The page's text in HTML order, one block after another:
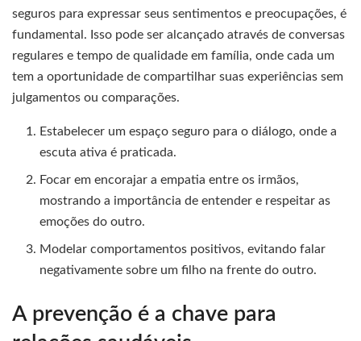
seguros para expressar seus sentimentos e preocupações, é
fundamental. Isso pode ser alcançado através de conversas
regulares e tempo de qualidade em família, onde cada um
tem a oportunidade de compartilhar suas experiências sem
julgamentos ou comparações.
Estabelecer um espaço seguro para o diálogo, onde a
escuta ativa é praticada.
Focar em encorajar a empatia entre os irmãos,
mostrando a importância de entender e respeitar as
emoções do outro.
Modelar comportamentos positivos, evitando falar
negativamente sobre um filho na frente do outro.
A prevenção é a chave para